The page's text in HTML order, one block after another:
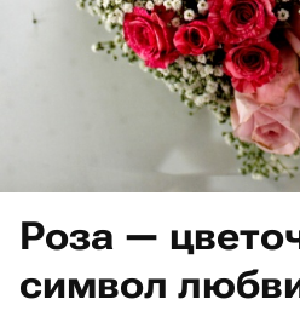
Роза —
символ